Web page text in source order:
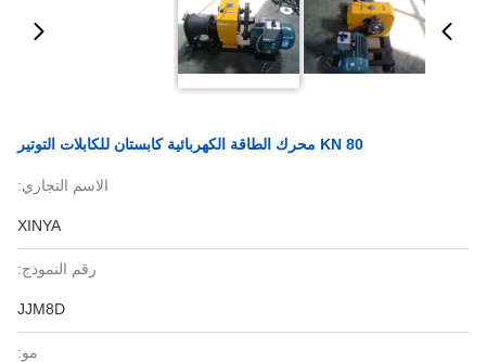
80 KN محرك الطاقة الكهربائية كابستان للكابلات التوتير
الاسم التجاري:
XINYA
رقم النموذج:
JJM8D
مو: